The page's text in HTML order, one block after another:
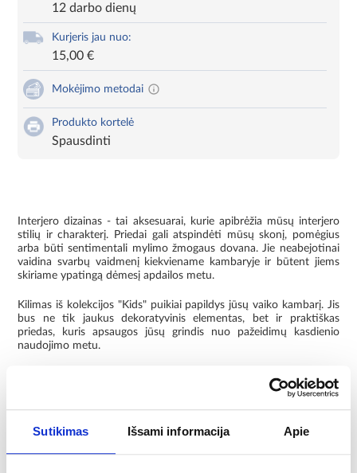
Sutikimas Išsami informacija Apie
12 darbo dienų
Kurjeris jau nuo:
15,00 €
Mokėjimo metodai
Produkto kortelė
Spausdinti
Interjero dizainas - tai aksesuarai, kurie apibrėžia mūsų interjero
stilių ir charakterį. Priedai gali atspindėti mūsų skonį, pomėgius
arba būti sentimentali mylimo žmogaus dovana. Jie neabejotinai
vaidina svarbų vaidmenį kiekviename kambaryje ir būtent jiems
skiriame ypatingą dėmesį apdailos metu.
Kilimas iš kolekcijos "Kids" puikiai papildys jūsų vaiko kambarį. Jis
bus ne tik jaukus dekoratyvinis elementas, bet ir praktiškas
priedas, kuris apsaugos jūsų grindis nuo pažeidimų kasdienio
naudojimo metu.
kurie užtikrina ne tik patogumą naudojant, bet ir išlaiko kilimą
laidumu, o tai reiškia, kad jį galima sėkmingai naudoti patalpose